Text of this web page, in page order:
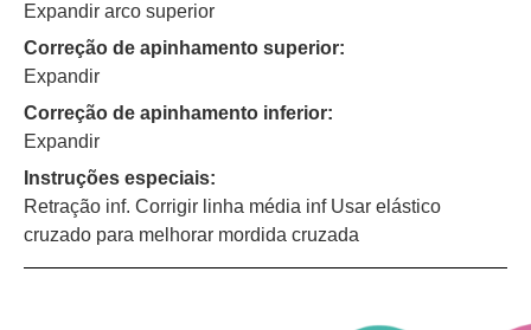
Expandir arco superior
Correção de apinhamento superior:
Expandir
Correção de apinhamento inferior:
Expandir
Instruções especiais:
Retração inf. Corrigir linha média inf Usar elástico
cruzado para melhorar mordida cruzada